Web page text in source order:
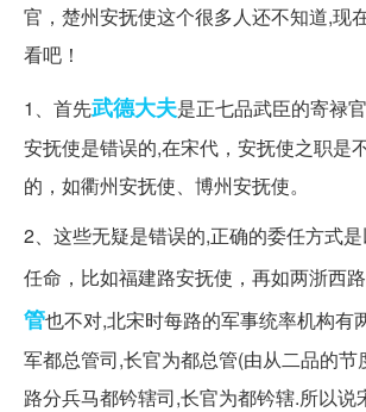
官，楚州安抚使这个很多人还不知道,现
看吧！
1、首先武德大夫是正七品武臣的寄禄
安抚使是错误的,在宋代，安抚使之职是
的，如衢州安抚使、博州安抚使。
2、这些无疑是错误的,正确的委任方式
任命，比如福建路安抚使，再如两浙西
管也不对,北宋时每路的军事统率机构有
军都总管司,长官为都总管(由从二品的节
路分兵马都钤辖司,长官为都钤辖.所以说